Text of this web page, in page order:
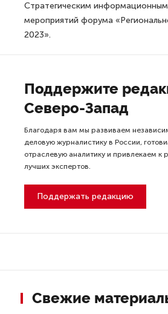
Стратегическим
мероприятий форума
2023».
Поддержите
Северо-Запад
Благодаря вам мы развиваем
деловую журналистику в России,
отраслевую аналитику и привлекаем к
лучших экспертов.
Поддержать редакцию
Свежие